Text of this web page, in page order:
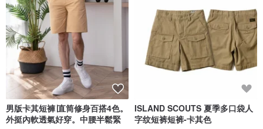
男版卡其短褲∣直筒修身百搭4色。
外挺內軟透氣好穿。中腰半鬆緊
ISLAND SCOUTS 夏季多口袋人
字纹短裤短裤-卡其色